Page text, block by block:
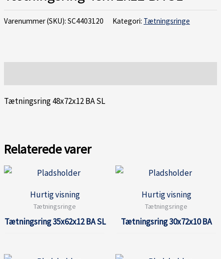
Varenummer (SKU): SC4403120 Kategori: Tætningsringe
Tætningsring 48x72x12 BA SL
Relaterede varer
Hurtig visning
Tætningsringe
Tætningsring 35x62x12 BA SL
Hurtig visning
Tætningsringe
Tætningsring 30x72x10 BA